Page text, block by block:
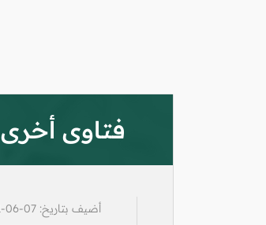
فتاوى أخرى
أضيف بتاريخ: 07-06-2011